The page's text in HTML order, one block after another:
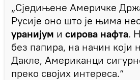
„Сједињене Америчке
Русије оно што је њима
уранијум и сирова нафта.
без папира, на начин који
Дакле, Американци
преко својих интереса.“